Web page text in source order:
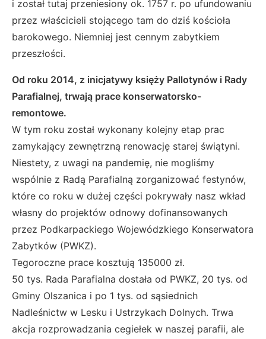
i został tutaj przeniesiony ok. 1757 r. po ufundowaniu
przez właścicieli stojącego tam do dziś kościoła
barokowego. Niemniej jest cennym zabytkiem
przeszłości.
Od roku 2014, z inicjatywy księży Pallotynów i Rady
Parafialnej, trwają prace konserwatorsko-
remontowe.
W tym roku został wykonany kolejny etap prac
zamykający zewnętrzną renowację starej świątyni.
Niestety, z uwagi na pandemię, nie mogliśmy
wspólnie z Radą Parafialną zorganizować festynów,
które co roku w dużej części pokrywały nasz wkład
własny do projektów odnowy dofinansowanych
przez Podkarpackiego Wojewódzkiego Konserwatora
Zabytków (PWKZ).
Tegoroczne prace kosztują 135000 zł.
50 tys. Rada Parafialna dostała od PWKZ, 20 tys. od
Gminy Olszanica i po 1 tys. od sąsiednich
Nadleśnictw w Lesku i Ustrzykach Dolnych. Trwa
akcja rozprowadzania cegiełek w naszej parafii, ale